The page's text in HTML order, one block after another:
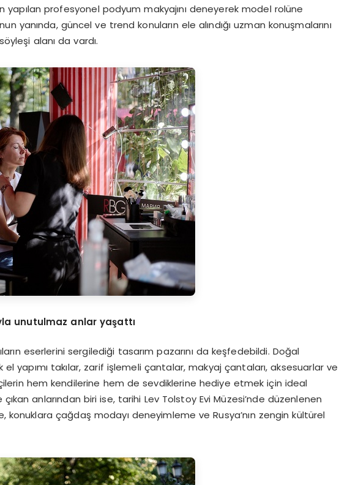
yapılan profesyonel podyum makyajını deneyerek model rolüne
yanında, güncel ve trend konuların ele alındığı uzman konuşmalarını
alanı da vardı.
unutulmaz anlar yaşattı
eserlerini sergilediği tasarım pazarını da keşfedebildi. Doğal
el yapımı takılar, zarif işlemeli çantalar, makyaj çantaları, aksesuarlar ve
hem kendilerine hem de sevdiklerine hediye etmek için ideal
anlarından biri ise, tarihi Lev Tolstoy Evi Müzesi’nde düzenlenen
çağdaş modayı deneyimleme ve Rusya’nın zengin kültürel